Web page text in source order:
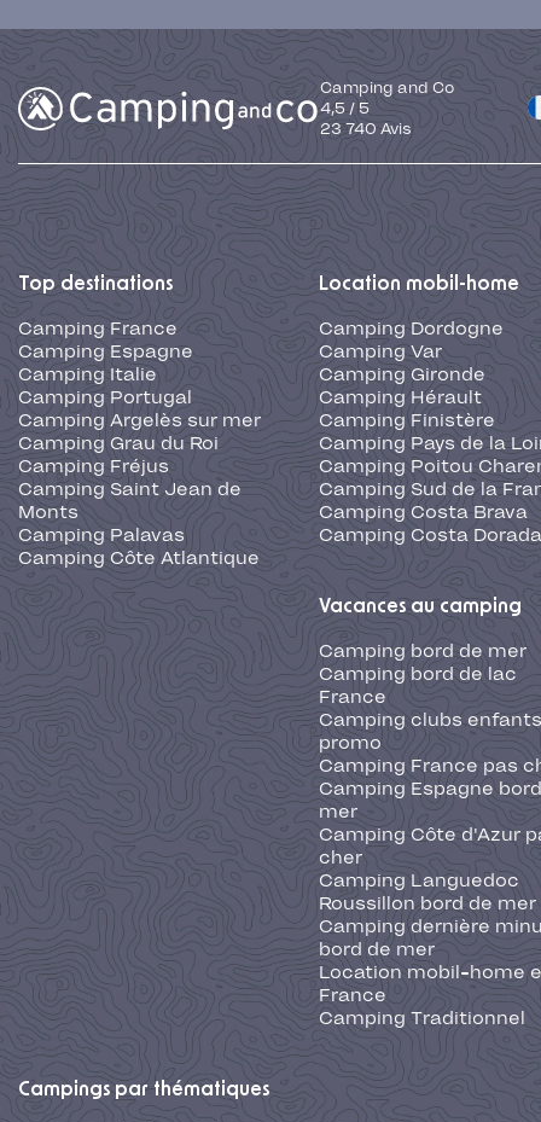
Camping and Co
4,5 / 5
23 740 Avis
Top destinations
Camping France
Camping Espagne
Camping Italie
Camping Portugal
Camping Argelès sur mer
Camping Grau du Roi
Camping Fréjus
Camping Saint Jean de
Monts
Camping Palavas
Camping Côte Atlantique
Location mobil-home
Camping Dordogne
Camping Var
Camping Gironde
Camping Hérault
Camping Finistère
Camping Pays de la
Camping Poitou
Camping Sud de la
Camping Costa Brava
Camping Costa Dorada
Vacances au camping
Camping bord de mer
Camping bord de lac
France
Camping clubs
promo
Camping France pas
Camping Espagne
mer
Camping Côte d'Azur
cher
Camping Languedoc
Roussillon bord de mer
Camping dernière
bord de mer
Location mobil-home
France
Camping Traditionnel
Campings par thématiques